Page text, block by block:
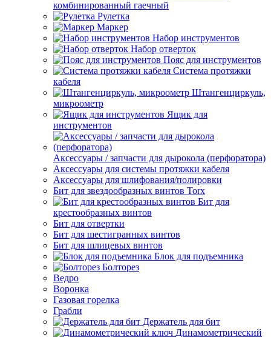
комбинированный гаечный
Рулетка
Маркер
Набор инструментов
Набор отверток
Пояс для инструментов
Система протяжки
кабеля
Штангенциркуль,
микроометр
Ящик для
инструментов
Аксессуары / запчасти для дырокола (перфоратора)
Аксессуары для системы протяжки кабеля
Аксессуары для шлифования/полировки
Бит для звездообразных винтов Torx
Бит для
крестообразных винтов
Бит для отвертки
Бит для шестигранных винтов
Бит для шлицевых винтов
Блок для подъемника
Болторез
Ведро
Воронка
Газовая горелка
Грабли
Держатель для бит
Динамометрический